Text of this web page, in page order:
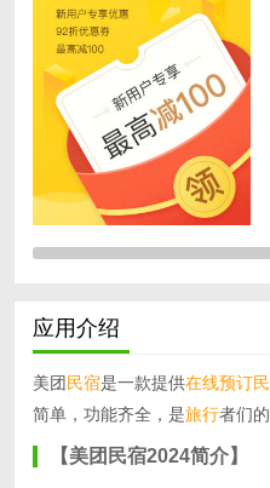
应用介绍
美团 民宿是一款提供在线预订
简单，功能齐全，是旅行者们
【美团民宿2024简介】